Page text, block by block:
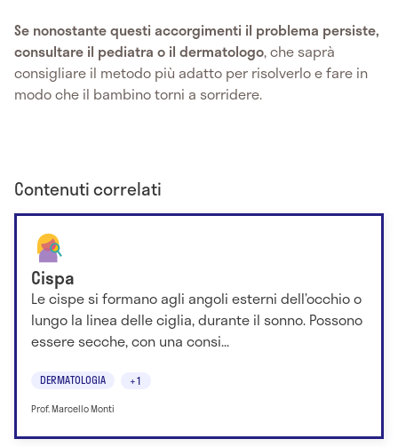
Se nonostante questi accorgimenti il problema persiste,
consultare il pediatra o il dermatologo, che saprà
consigliare il metodo più adatto per risolverlo e fare in
modo che il bambino torni a sorridere.
Contenuti correlati
Cispa
Le cispe si formano agli angoli esterni dell’occhio o
lungo la linea delle ciglia, durante il sonno. Possono
essere secche, con una consi...
DERMATOLOGIA +1
Prof. Marcello Monti